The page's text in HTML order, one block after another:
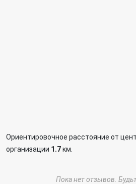
Ориентировочное расстояние от
организации 1.7км.
Пока нет отзывов.